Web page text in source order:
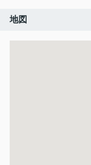
地図